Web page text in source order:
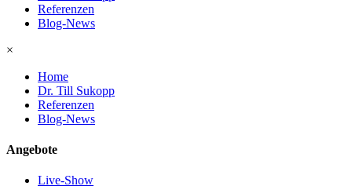
Referenzen
Blog-News
×
Home
Dr. Till Sukopp
Referenzen
Blog-News
Angebote
Live-Show